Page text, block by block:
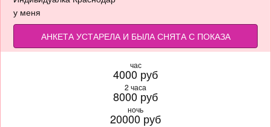
у меня
АНКЕТА УСТАРЕЛА И БЫЛА СНЯТА С ПОКАЗА
час
4000 руб
2 часа
8000 руб
ночь
20000 руб